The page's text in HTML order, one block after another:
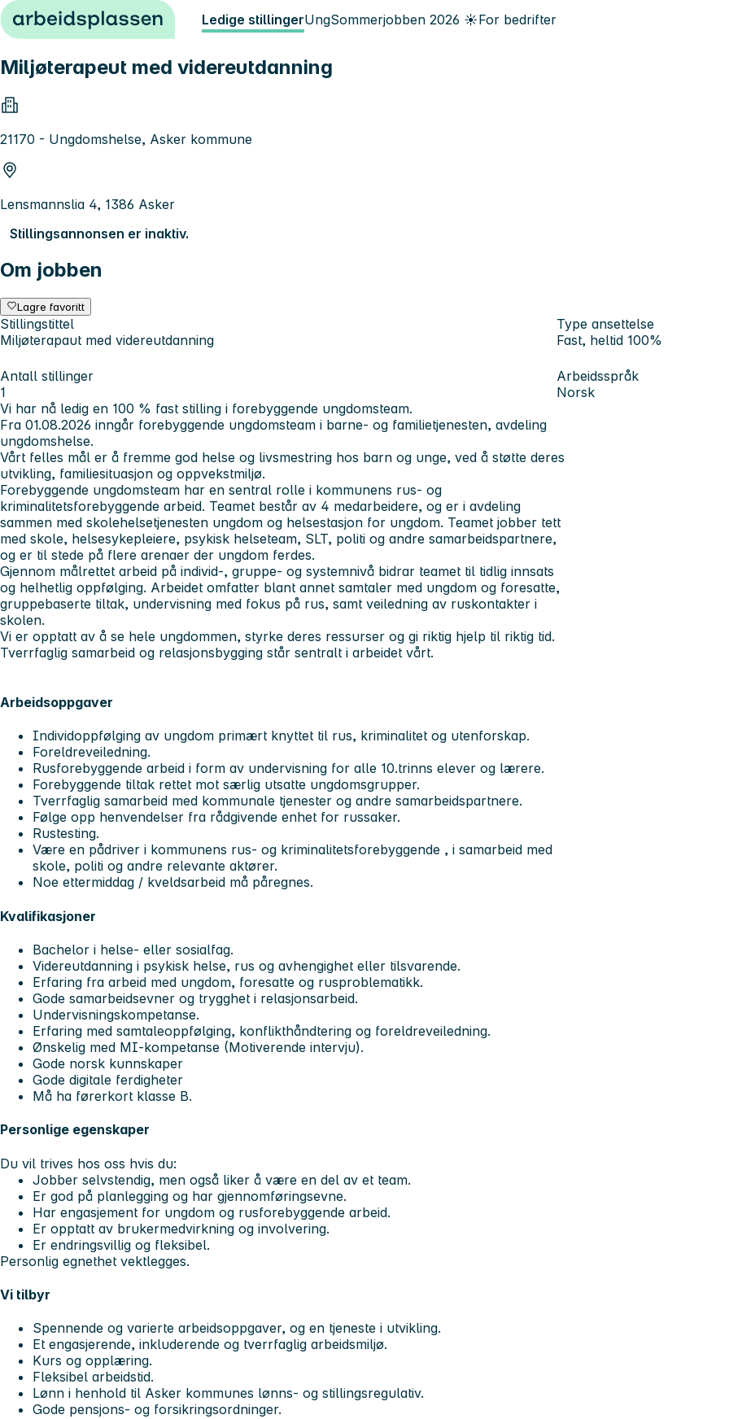
Hopp til innhold Ledige stillingerUngSommerjobben 2026 ☀️For bedrifter
Miljøterapeut med videreutdanning
21170 - Ungdomshelse, Asker kommune
Lensmannslia 4, 1386 Asker
Stillingsannonsen er inaktiv.
Om jobben
Lagre favoritt
Stillingstittel
Miljøterapaut med videreutdanning
Type ansettelse
Fast, heltid 100%
Antall stillinger
1
Arbeidsspråk
Norsk
Vi har nå ledig en 100 % fast stilling i forebyggende ungdomsteam.
Fra 01.08.2026 inngår forebyggende ungdomsteam i barne- og familietjenesten, avdeling
ungdomshelse.
Vårt felles mål er å fremme god helse og livsmestring hos barn og unge, ved å støtte deres
utvikling, familiesituasjon og oppvekstmiljø.
Forebyggende ungdomsteam har en sentral rolle i kommunens rus- og
kriminalitetsforebyggende arbeid. Teamet består av 4 medarbeidere, og er i avdeling
sammen med skolehelsetjenesten ungdom og helsestasjon for ungdom. Teamet jobber tett
med skole, helsesykepleiere, psykisk helseteam, SLT, politi og andre samarbeidspartnere,
og er til stede på flere arenaer der ungdom ferdes.
Gjennom målrettet arbeid på individ-, gruppe- og systemnivå bidrar teamet til tidlig innsats
og helhetlig oppfølging. Arbeidet omfatter blant annet samtaler med ungdom og foresatte,
gruppebaserte tiltak, undervisning med fokus på rus, samt veiledning av ruskontakter i
skolen.
Vi er opptatt av å se hele ungdommen, styrke deres ressurser og gi riktig hjelp til riktig tid.
Tverrfaglig samarbeid og relasjonsbygging står sentralt i arbeidet vårt.
Arbeidsoppgaver
Individoppfølging av ungdom primært knyttet til rus, kriminalitet og utenforskap.
Foreldreveiledning.
Rusforebyggende arbeid i form av undervisning for alle 10.trinns elever og lærere.
Forebyggende tiltak rettet mot særlig utsatte ungdomsgrupper.
Tverrfaglig samarbeid med kommunale tjenester og andre samarbeidspartnere.
Følge opp henvendelser fra rådgivende enhet for russaker.
Rustesting.
Være en pådriver i kommunens rus- og kriminalitetsforebyggende , i samarbeid med
skole, politi og andre relevante aktører.
Noe ettermiddag / kveldsarbeid må påregnes.
Kvalifikasjoner
Bachelor i helse- eller sosialfag.
Videreutdanning i psykisk helse, rus og avhengighet eller tilsvarende.
Erfaring fra arbeid med ungdom, foresatte og rusproblematikk.
Gode samarbeidsevner og trygghet i relasjonsarbeid.
Undervisningskompetanse.
Erfaring med samtaleoppfølging, konflikthåndtering og foreldreveiledning.
Ønskelig med MI-kompetanse (Motiverende intervju).
Gode norsk kunnskaper
Gode digitale ferdigheter
Må ha førerkort klasse B.
Personlige egenskaper
Du vil trives hos oss hvis du:
Jobber selvstendig, men også liker å være en del av et team.
Er god på planlegging og har gjennomføringsevne.
Har engasjement for ungdom og rusforebyggende arbeid.
Er opptatt av brukermedvirkning og involvering.
Er endringsvillig og fleksibel.
Personlig egnethet vektlegges.
Vi tilbyr
Spennende og varierte arbeidsoppgaver, og en tjeneste i utvikling.
Et engasjerende, inkluderende og tverrfaglig arbeidsmiljø.
Kurs og opplæring.
Fleksibel arbeidstid.
Lønn i henhold til Asker kommunes lønns- og stillingsregulativ.
Gode pensjons- og forsikringsordninger.